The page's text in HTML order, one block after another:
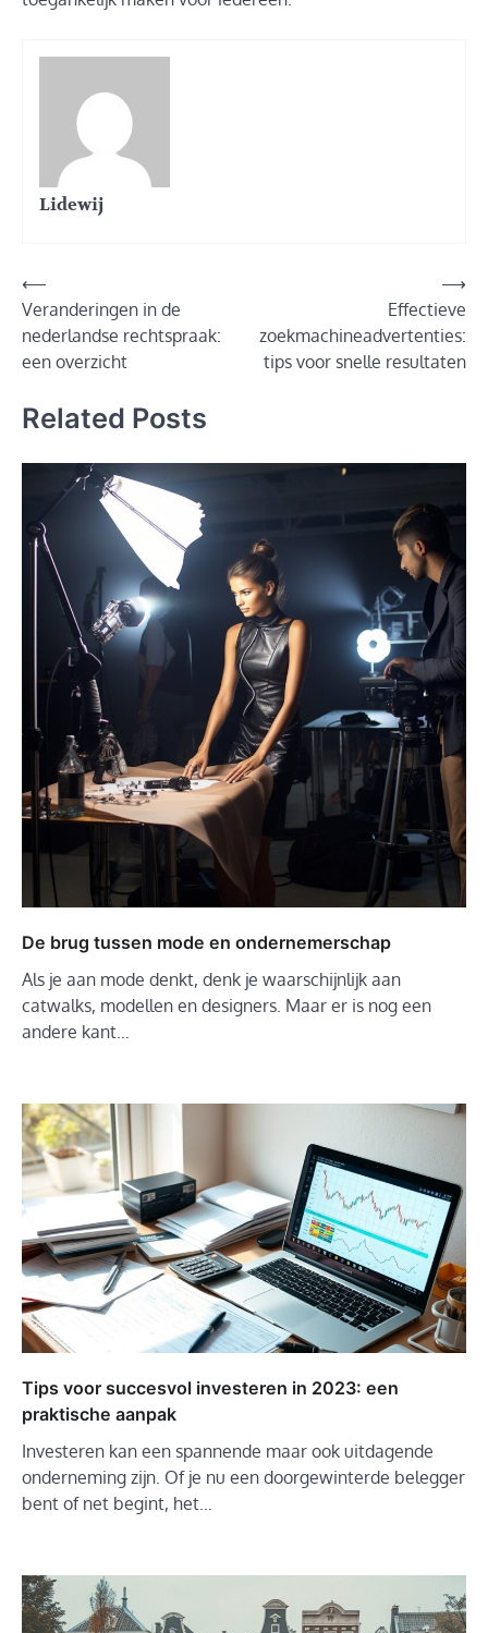
Lidewij
Post
navigation
⟵
Veranderingen in de
nederlandse rechtspraak:
een overzicht
Effectieve
zoekmachineadvertenties:
tips voor snelle resultaten
⟶
Related Posts
De brug tussen mode en ondernemerschap
Als je aan mode denkt, denk je waarschijnlijk aan
catwalks, modellen en designers. Maar er is nog een
andere kant…
Tips voor succesvol investeren in 2023: een
praktische aanpak
Investeren kan een spannende maar ook uitdagende
onderneming zijn. Of je nu een doorgewinterde belegger
bent of net begint, het…